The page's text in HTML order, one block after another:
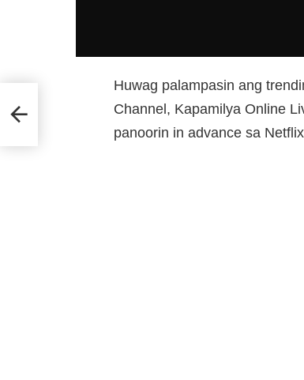
Huwag palampasin ang
Channel, Kapamilya Online
panoorin in advance sa